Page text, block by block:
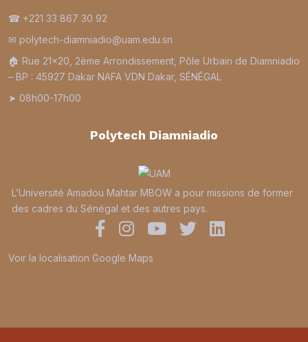
☎ +221 33 867 30 92
✉ polytech-diamniadio@uam.edu.sn
🏠︎ Rue 21×20, 2ème Arrondissement, Pôle Urbain de Diamniadio
– BP : 45927 Dakar NAFA VDN Dakar, SÉNÉGAL
➤ 08h00-17h00
Polytech Diamniadio
L’Université Amadou Mahtar MBOW a pour missions de former
des cadres du Sénégal et des autres pays.
Voir la localisation Google Maps